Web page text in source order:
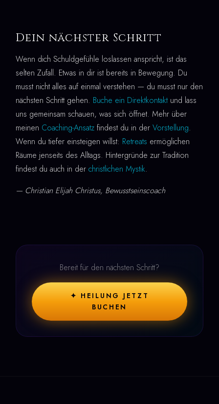
Dein nächster Schritt
Wenn dich Schuldgefühle loslassen anspricht, ist das
selten Zufall. Etwas in dir ist bereits in Bewegung. Du
musst nicht alles auf einmal verstehen — du musst nur den
nächsten Schritt gehen. Buche ein Direktkontakt und lass
uns gemeinsam schauen, was sich öffnet. Mehr über
meinen Coaching-Ansatz findest du in der Vorstellung.
Wenn du tiefer einsteigen willst: Retreats ermöglichen
Räume jenseits des Alltags. Hintergründe zur Tradition
findest du auch in der christlichen Mystik.
— Christian Elijah Christus, Bewusstseinscoach
Bereit für den nächsten Schritt?
✦ HEILUNG JETZT
BUCHEN